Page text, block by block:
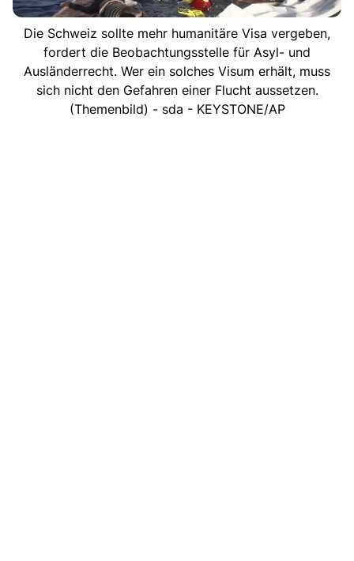
Die Schweiz sollte mehr humanitäre Visa vergeben,
fordert die Beobachtungsstelle für Asyl- und
Ausländerrecht. Wer ein solches Visum erhält, muss
sich nicht den Gefahren einer Flucht aussetzen.
(Themenbild) - sda - KEYSTONE/AP